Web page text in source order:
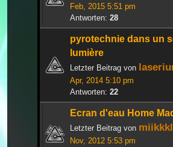
Feb, 2015 5:51 pm
Antworten: 28
pyrotechnie dans un
lumière
Letzter Beitrag von
Apr, 2014 5:10 pm
Antworten: 22
Ecran d'eau Home
Letzter Beitrag von
Nov, 2012 5:53 pm